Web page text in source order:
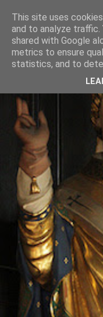
This site uses
and to analyze traffic.
shared with Google
metrics to ensure
statistics, and to